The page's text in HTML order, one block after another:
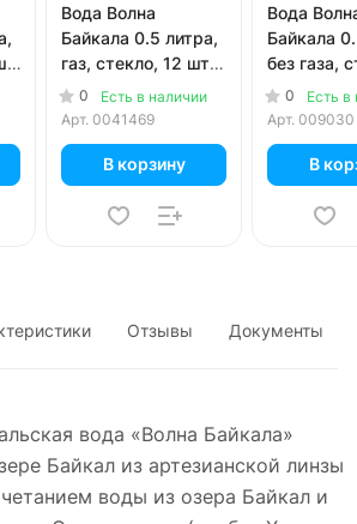
Вода Волна
Байкала 0.5 литра,
газ, стекло, 12 шт.
в уп.
0
Есть в наличии
Арт. 0041469
В корзину
Вода
Байкала
без газа,
шт. в уп.
0
Есть в
Арт. 009030
В
Отзывы Документы
вода «Волна Байкала»
Байкал из артезианской линзы
воды из озера Байкал и